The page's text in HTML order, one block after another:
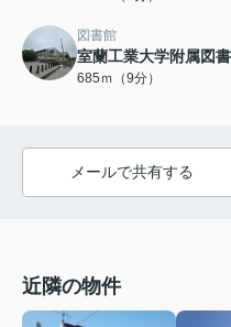
図書館
室蘭工業大学附属図
685ｍ（9分）
メールで共有する
近隣の物件